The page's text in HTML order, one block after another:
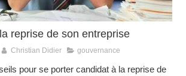
reprise de son entreprise
Christian Didier gouvernance
pour se porter candidat à la reprise de